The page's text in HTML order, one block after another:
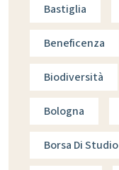
Bastiglia
Beneficenza
Biodiversità
Bologna
Borsa Di Studio